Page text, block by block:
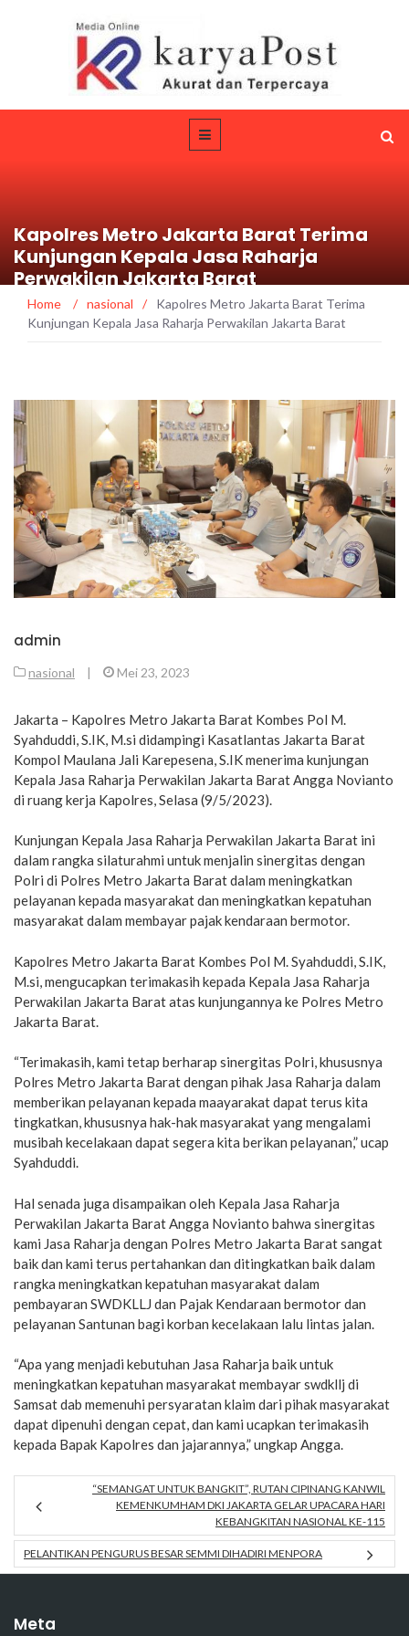
Kapolres Metro Jakarta Barat Terima
Kunjungan Kepala Jasa Raharja
Perwakilan Jakarta Barat
Home / nasional /
Kapolres Metro Jakarta Barat Terima
Kunjungan Kepala Jasa Raharja Perwakilan Jakarta Barat
admin
nasional | Mei 23, 2023
Jakarta – Kapolres Metro Jakarta Barat Kombes Pol M.
Syahduddi, S.IK, M.si didampingi Kasatlantas Jakarta Barat
Kompol Maulana Jali Karepesena, S.IK menerima kunjungan
Kepala Jasa Raharja Perwakilan Jakarta Barat Angga Novianto
di ruang kerja Kapolres, Selasa (9/5/2023).
Kunjungan Kepala Jasa Raharja Perwakilan Jakarta Barat ini
dalam rangka silaturahmi untuk menjalin sinergitas dengan
Polri di Polres Metro Jakarta Barat dalam meningkatkan
pelayanan kepada masyarakat dan meningkatkan kepatuhan
masyarakat dalam membayar pajak kendaraan bermotor.
Kapolres Metro Jakarta Barat Kombes Pol M. Syahduddi, S.IK,
M.si, mengucapkan terimakasih kepada Kepala Jasa Raharja
Perwakilan Jakarta Barat atas kunjungannya ke Polres Metro
Jakarta Barat.
“Terimakasih, kami tetap berharap sinergitas Polri, khususnya
Polres Metro Jakarta Barat dengan pihak Jasa Raharja dalam
memberikan pelayanan kepada maayarakat dapat terus kita
tingkatkan, khususnya hak-hak masyarakat yang mengalami
musibah kecelakaan dapat segera kita berikan pelayanan,” ucap
Syahduddi.
Hal senada juga disampaikan oleh Kepala Jasa Raharja
Perwakilan Jakarta Barat Angga Novianto bahwa sinergitas
kami Jasa Raharja dengan Polres Metro Jakarta Barat sangat
baik dan kami terus pertahankan dan ditingkatkan baik dalam
rangka meningkatkan kepatuhan masyarakat dalam
pembayaran SWDKLLJ dan Pajak Kendaraan bermotor dan
pelayanan Santunan bagi korban kecelakaan lalu lintas jalan.
“Apa yang menjadi kebutuhan Jasa Raharja baik untuk
meningkatkan kepatuhan masyarakat membayar swdkllj di
Samsat dab memenuhi persyaratan klaim dari pihak masyarakat
dapat dipenuhi dengan cepat, dan kami ucapkan terimakasih
kepada Bapak Kapolres dan jajarannya,” ungkap Angga.
“SEMANGAT UNTUK BANGKIT”, RUTAN CIPINANG KANWIL
KEMENKUMHAM DKI JAKARTA GELAR UPACARA HARI
KEBANGKITAN NASIONAL KE-115
PELANTIKAN PENGURUS BESAR SEMMI DIHADIRI MENPORA
Meta